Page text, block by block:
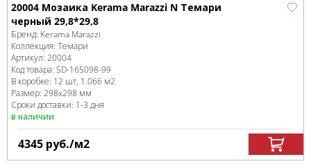
20004 Мозаика Kerama Marazzi N Темари
черный 29,8*29,8
Бренд: Kerama Marazzi
Коллекция: Темари
Артикул: 20004
Код товара: SD-165098-99
В коробке: 12 шт, 1.066 м2
Размер: 298x298 мм
Сроки доставки: 1-3 дня
в наличии
4345 руб./м2